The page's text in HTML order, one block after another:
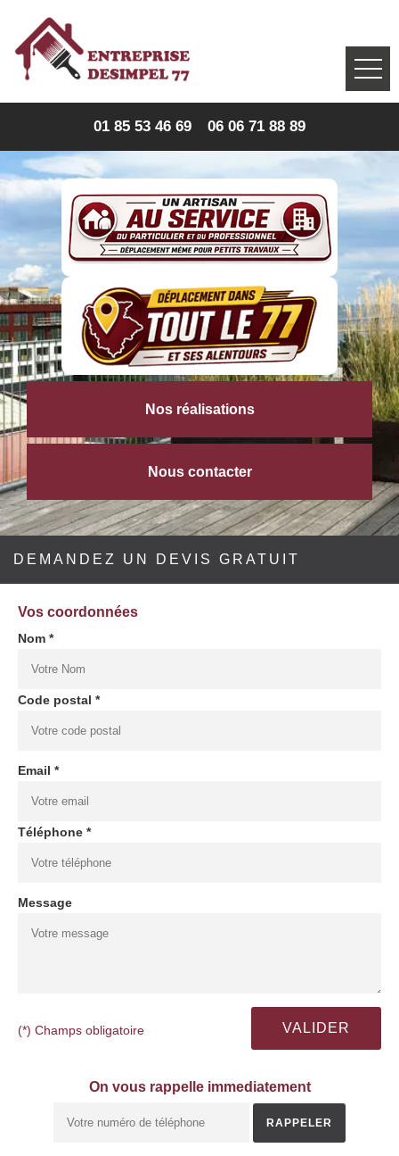
01 85 53 46 69 06 06 71 88 89
Nos réalisations
Nous contacter
DEMANDEZ UN DEVIS GRATUIT
Vos coordonnées
Nom *
Code postal *
Email *
Téléphone *
Message
(*) Champs obligatoire
On vous rappelle immediatement